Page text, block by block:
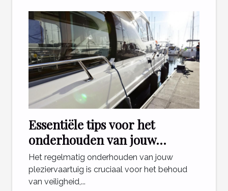
Essentiële tips voor het
onderhouden van jouw
pleziervaartuig
Het regelmatig onderhouden van jouw
pleziervaartuig is cruciaal voor het behoud
van veiligheid,...